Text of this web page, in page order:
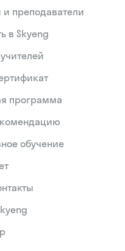
и преподаватели
в Skyeng
программа
обучение